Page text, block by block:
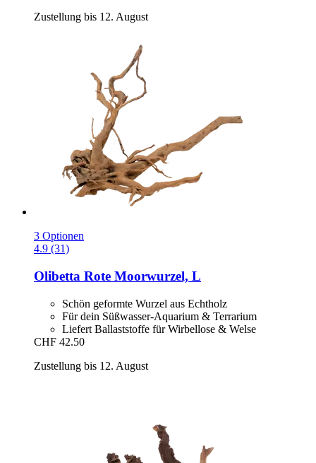
Zustellung bis 12. August
3 Optionen
4.9 (31)
Olibetta Rote Moorwurzel, L
Schön geformte Wurzel aus Echtholz
Für dein Süßwasser-Aquarium & Terrarium
Liefert Ballaststoffe für Wirbellose & Welse
CHF 42.50
Zustellung bis 12. August